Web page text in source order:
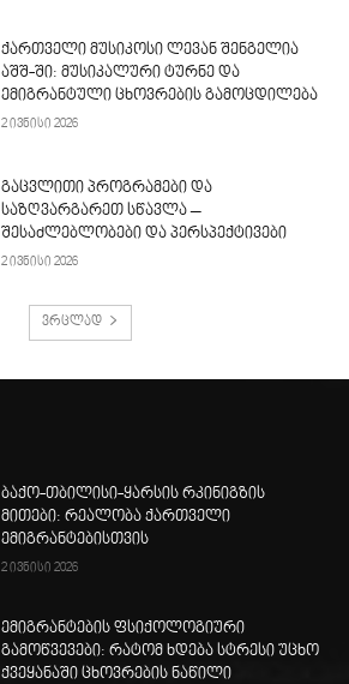
ქართველი მუსიკოსი ლევან შენგელია
აშშ-ში: მუსიკალური ტურნე და
ემიგრანტული ცხოვრების გამოცდილება
2 ივნისი 2026
გაცვლითი პროგრამები და
საზღვარგარეთ სწავლა –
შესაძლებლობები და პერსპექტივები
2 ივნისი 2026
ვრცლად
ბაქო-თბილისი-ყარსის რკინიგზის
მითები: რეალობა ქართველი
ემიგრანტებისთვის
2 ივნისი 2026
ემიგრანტების ფსიქოლოგიური
გამოწვევები: რატომ ხდება სტრესი უცხო
ქვეყანაში ცხოვრების ნაწილი